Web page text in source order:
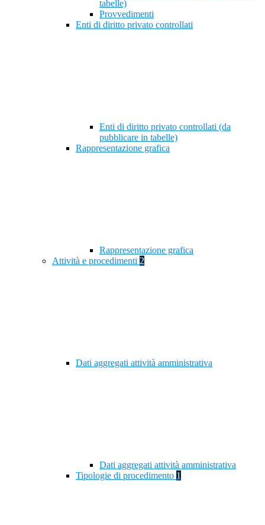
tabelle)
Provvedimenti
Enti di diritto privato controllati
Enti di diritto privato controllati (da
pubblicare in tabelle)
Rappresentazione grafica
Rappresentazione grafica
Attività e procedimenti 2
Dati aggregati attività amministrativa
Dati aggregati attività amministrativa
Tipologie di procedimento 1